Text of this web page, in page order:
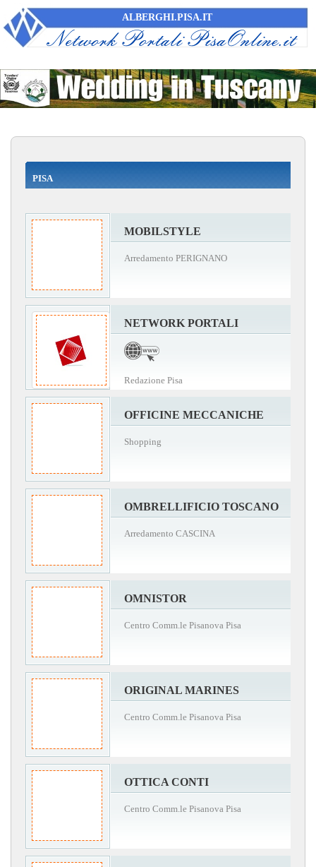
ALBERGHI.PISA.IT
PISA
MOBILSTYLE
Arredamento PERIGNANO
NETWORK PORTALI
Redazione Pisa
OFFICINE MECCANICHE
Shopping
OMBRELLIFICIO TOSCANO
Arredamento CASCINA
OMNISTOR
Centro Comm.le Pisanova Pisa
ORIGINAL MARINES
Centro Comm.le Pisanova Pisa
OTTICA CONTI
Centro Comm.le Pisanova Pisa